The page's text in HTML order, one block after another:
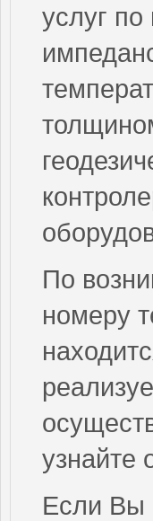
услуг
По
номеру
узнайте
Если Вы